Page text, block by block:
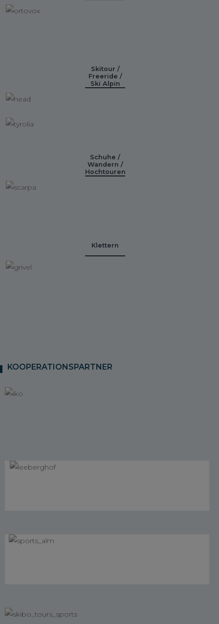
Skitour /
Freeride /
Ski Alpin
Schuhe /
Wandern /
Hochtouren
Klettern
KOOPERATIONSPARTNER